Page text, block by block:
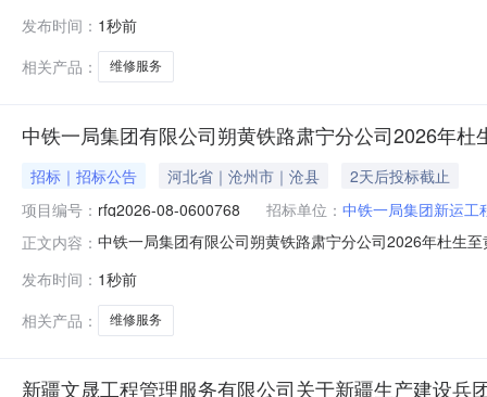
1.0096693.0996693.09服务要求或标的基本概况：七、
18371147376传真：/地址：
发布时间： 1秒前
相关产品：
维修服务
中铁一局集团有限公司朔黄铁路肃宁分公司2026年
招标｜招标公告 河北省｜沧州市｜沧县
2天后投标截止
项目编号： rfq2026-08-0600768 招标单位： 中铁一局集团新运工
正文内容： 中铁一局集团有限公司朔黄铁路肃宁分公司2026年杜生
采购单位中铁一局集团新运工程有限公司纪检监察联系
发布时间： 1秒前
相关产品：
维修服务
新疆文晟工程管理服务有限公司关于新疆生产建设